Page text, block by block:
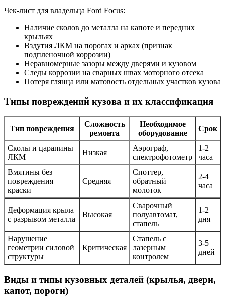
Чек-лист для владельца Ford Focus:
Наличие сколов до металла на капоте и передних
крыльях
Вздутия ЛКМ на порогах и арках (признак
подпленочной коррозии)
Неравномерные зазоры между дверями и кузовом
Следы коррозии на сварных швах моторного отсека
Потеря глянца или матовость отдельных участков кузова
Типы повреждений кузова и их классификация
Тип повреждения
Сложность
ремонта
Необходимое
оборудование
Срок
Сколы и царапины
ЛКМ
Низкая
Аэрограф,
спектрофотометр
1-2
часа
Вмятины без
повреждения
краски
Средняя
Споттер,
обратный
молоток
2-4
часа
Деформация крыла
с разрывом металла
Высокая
Сварочный
полуавтомат,
стапель
1-2
дня
Нарушение
геометрии силовой
структуры
Критическая
Стапель с
лазерным
контролем
3-5
дней
Виды и типы кузовных деталей (крылья, двери,
капот, пороги)